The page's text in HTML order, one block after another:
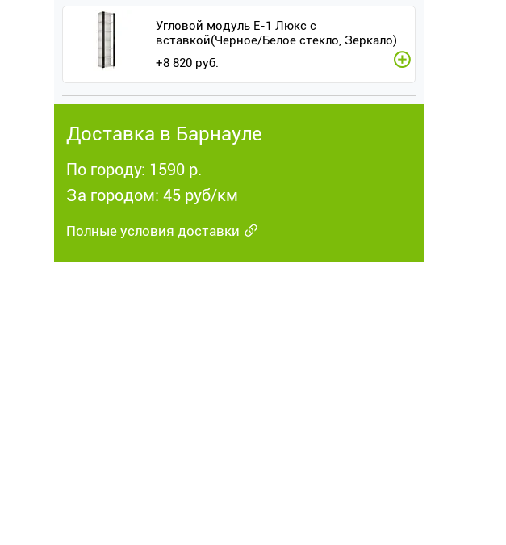
Угловой модуль Е-1 Люкс с
вставкой(Черное/Белое стекло, Зеркало)
+8 820 руб.
Доставка в Барнауле
По городу: 1590 р.
За городом: 45 руб/км
Полные условия доставки